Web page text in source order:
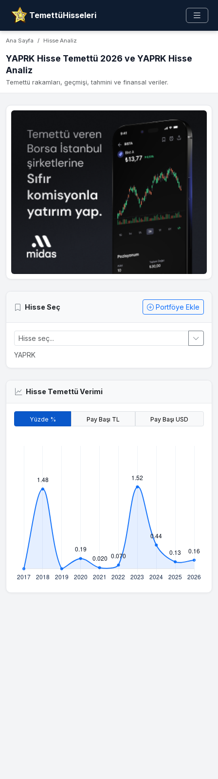
TemettüHisseleri
Ana Sayfa Hisse Analiz
YAPRK Hisse Temettü 2026 ve YAPRK Hisse
Analiz
Temettü rakamları, geçmişi, tahmini ve finansal veriler.
Hisse Seç Portföye Ekle
YAPRK
Hisse Temettü Verimi
Yüzde % Pay Başı TL Pay Başı USD